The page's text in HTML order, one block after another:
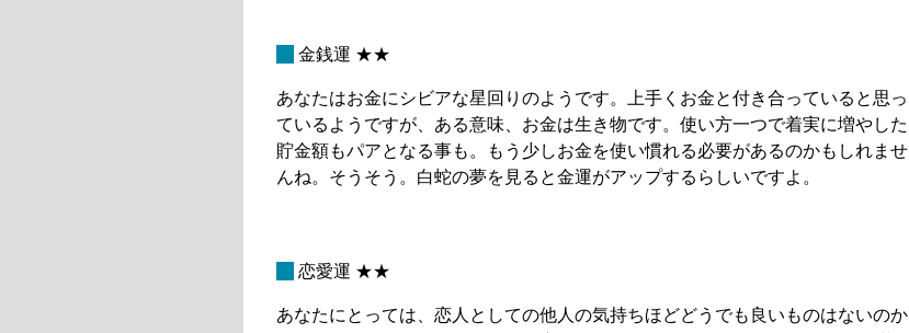
金銭運 ★★
あなたはお金にシビアな星回りのようです。上手くお金と付き合っていると思っ
ているようですが、ある意味、お金は生き物です。使い方一つで着実に増やした
貯金額もパアとなる事も。もう少しお金を使い慣れる必要があるのかもしれませ
んね。そうそう。白蛇の夢を見ると金運がアップするらしいですよ。
恋愛運 ★★
あなたにとっては、恋人としての他人の気持ちほどどうでも良いものはないのか